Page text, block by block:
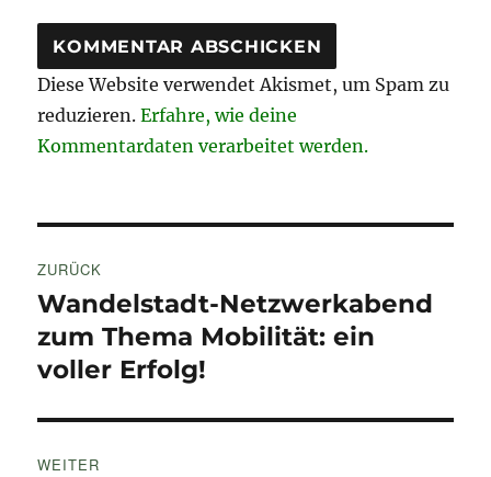
Diese Website verwendet Akismet, um Spam zu
reduzieren.Erfahre, wie deine
Kommentardaten verarbeitet werden.
ZURÜCK
Vorheriger
Beitrag:
Wandelstadt-Netzwerkabend
zum Thema Mobilität: ein
voller Erfolg!
WEITER